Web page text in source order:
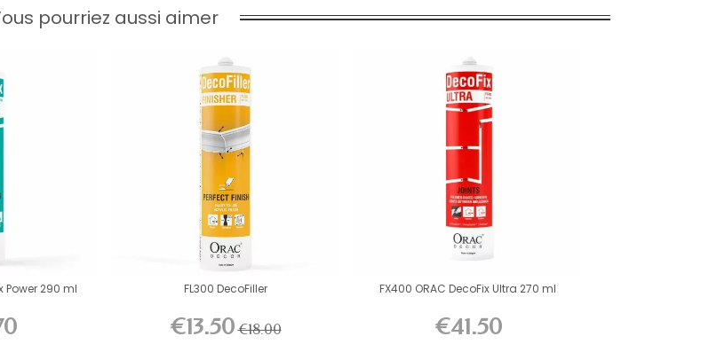
pourriez aussi aimer
Power 290 ml FL300 DecoFiller
€13.50 €18.00
FX400 ORAC DecoFix Ultra 270 ml
€41.50